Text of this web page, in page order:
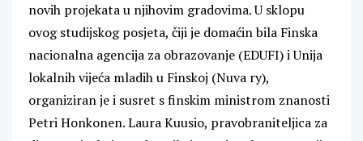
novih projekata u njihovim gradovima. U sklopu
ovog studijskog posjeta, čiji je domaćin bila Finska
nacionalna agencija za obrazovanje (EDUFI) i Unija
lokalnih vijeća mladih u Finskoj (Nuva ry),
organiziran je i susret s finskim ministrom znanosti
Petri Honkonen. Laura Kuusio, pravobraniteljica za